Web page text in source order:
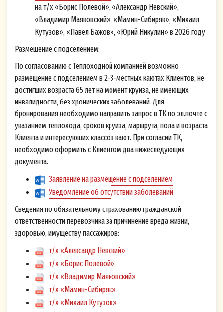
на т/х «Борис Полевой», «Александр Невский»,
«Владимир Маяковский», «Мамин-Сибиряк», «Михаил
Кутузов», «Павел Бажов», «Юрий Никулин» в 2026 году
Размещение с подселением:
По согласованию с Теплоходной компанией возможно
размещение с подселением в 2-3-местных каютах Клиентов, не
достигших возраста 65 лет на момент круиза, не имеющих
инвалидности, без хронических заболеваний. Для
бронирования необходимо направить запрос в ТК по эл.почте с
указанием теплохода, сроков круиза, маршрута, пола и возраста
Клиента и интересующих классов кают. При согласии ТК,
необходимо оформить с Клиентом два нижеследующих
документа.
Заявление на размещение с подселением
Уведомление об отсутствии заболеваний
Сведения по обязательному страхованию гражданской
ответственности перевозчика за причинение вреда жизни,
здоровью, имуществу пассажиров:
т/х «Александр Невский»
т/х «Борис Полевой»
т/х «Владимир Маяковский»
т/х «Мамин-Сибиряк»
т/х «Михаил Кутузов»
Согласие на обработку персональных
данных (Cookie)
Настоящим я, физическое лицо,
идентифицирующееся в настоящем Согласии
по адресу электронной почты (и/или номеру
мобильного телефона), указанных мной при
оформлении «Подписки на рассылку» на Сайте
volgawolga.ru (далее - Cайт), в соответствии с
ФЗ «О персональных данных» свободно, своей
волей и в своем интересе даю свое Согласие на
обработку указанных персональных данных
Оператору - Обществу с ограниченной
ответственностью «Теплоходная компания
«Большой МАЯК» (ООО «Большой МАЯК»),
614000, Пермский край, г. Пермь, ул. Газеты
Звезда, д. 8, 1 этаж; ИНН 5902040240; ОГРН
1165958112374, которому принадлежит Сайт
volgawolga.ru.
Принимаю